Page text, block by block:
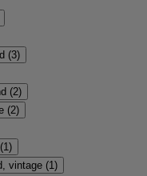
(3)
(2)
(2)
(1 )
vintage (1 )